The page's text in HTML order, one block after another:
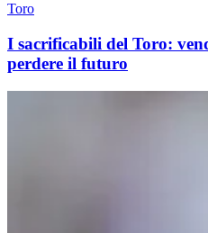
Toro
I sacrificabili del Toro:
perdere il futuro